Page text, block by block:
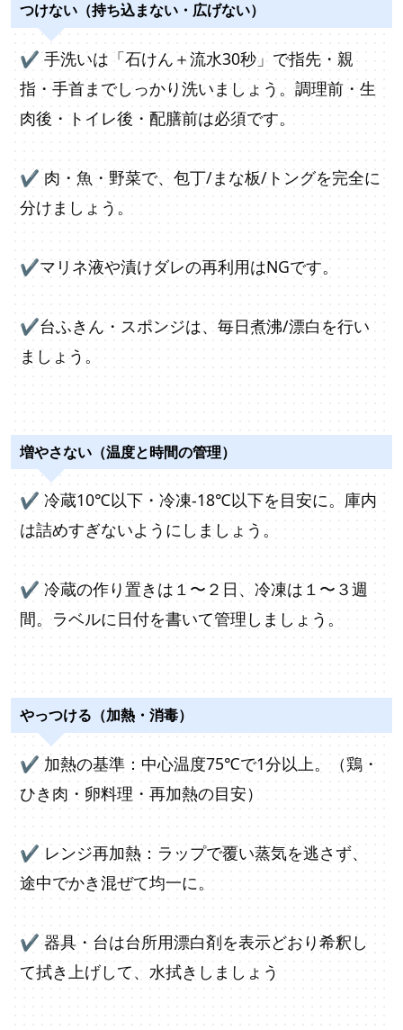
つけない（持ち込まない・広げない）
✔ 手洗いは「石けん＋流水30秒」で指先・親
指・手首までしっかり洗いましょう。調理前・生
肉後・トイレ後・配膳前は必須です。
✔ 肉・魚・野菜で、包丁/まな板/トングを完全に
分けましょう。
✔マリネ液や漬けダレの再利用はNGです。
✔台ふきん・スポンジは、毎日煮沸/漂白を行い
ましょう。
増やさない（温度と時間の管理）
✔ 冷蔵10℃以下・冷凍-18℃以下を目安に。庫内
は詰めすぎないようにしましょう。
✔ 冷蔵の作り置きは１〜２日、冷凍は１〜３週
間。ラベルに日付を書いて管理しましょう。
やっつける（加熱・消毒）
✔ 加熱の基準：中心温度75℃で1分以上。（鶏・
ひき肉・卵料理・再加熱の目安）
✔ レンジ再加熱：ラップで覆い蒸気を逃さず、
途中でかき混ぜて均一に。
✔ 器具・台は台所用漂白剤を表示どおり希釈し
て拭き上げして、水拭きしましょう